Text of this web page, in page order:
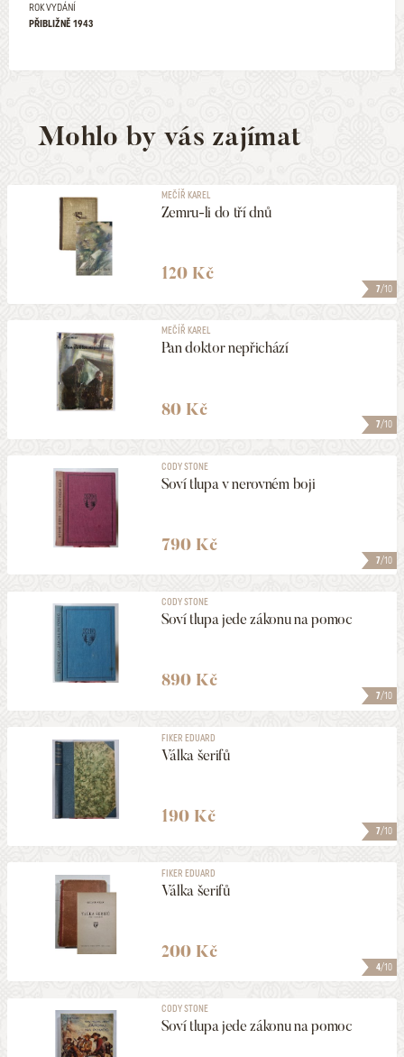
ROK VYDÁNÍ
PŘIBLIŽNĚ 1943
Mohlo by vás zajímat
7/10
MEČÍŘ KAREL
Zemru-li do tří dnů
120 Kč
7/10
MEČÍŘ KAREL
Pan doktor nepřichází
80 Kč
7/10
CODY STONE
Soví tlupa v nerovném boji
790 Kč
7/10
CODY STONE
Soví tlupa jede zákonu na pomoc
890 Kč
7/10
FIKER EDUARD
Válka šerifů
190 Kč
4/10
FIKER EDUARD
Válka šerifů
200 Kč
CODY STONE
Soví tlupa jede zákonu na pomoc